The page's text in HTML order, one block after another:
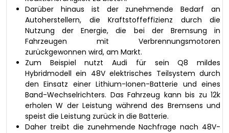
Darüber hinaus ist der zunehmende Bedarf an
Autoherstellern, die Kraftstoffeffizienz durch die
Nutzung der Energie, die bei der Bremsung in
Fahrzeugen mit Verbrennungsmotoren
zurückgewonnen wird, am Markt.
Zum Beispiel nutzt Audi für sein Q8 mildes
Hybridmodell ein 48V elektrisches Teilsystem durch
den Einsatz einer Lithium-Ionen-Batterie und eines
Band-Wechselrichters. Das Fahrzeug kann bis zu 12k
erholen W der Leistung während des Bremsens und
speist die Leistung zurück in die Batterie.
Daher treibt die zunehmende Nachfrage nach 48V-